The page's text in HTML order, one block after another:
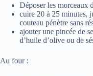
Déposer les morceaux
cuire 20 à 25 minutes,
couteau pénètre sans
ajouter une pincée de
d’huile d’olive ou de
Au four :